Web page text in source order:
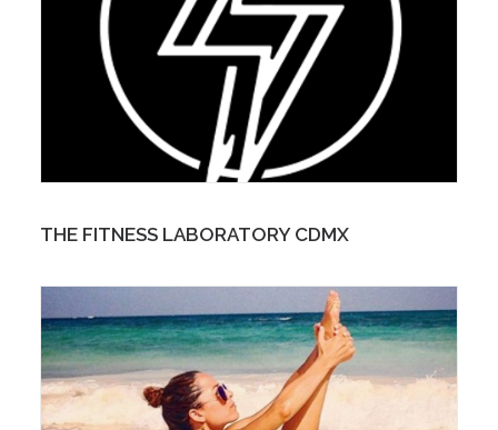
THE FITNESS LABORATORY CDMX